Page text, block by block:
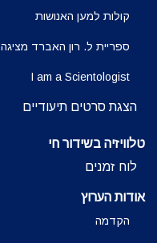
קולות למען האנושות
ספריית ל. רון האברד מציגה
I am a Scientologist
הצגת סרטים תיעודיים
טלוויזיה בשידור חי
לוח זמנים
אודות הערוץ
הקדמה